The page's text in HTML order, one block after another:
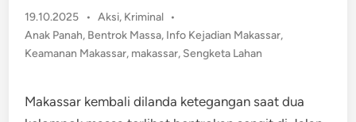
19.10.2025 • Posted
in
Aksi, Kriminal •
Anak Panah, Bentrok Massa, Info Kejadian Makassar,
Keamanan Makassar, makassar, Sengketa Lahan
Makassar kembali dilanda ketegangan saat dua